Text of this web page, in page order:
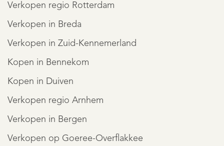
Verkopen regio Rotterdam
Verkopen in Breda
Verkopen in Zuid-Kennemerland
Kopen in Bennekom
Kopen in Duiven
Verkopen regio Arnhem
Verkopen in Bergen
Verkopen op Goeree-Overflakkee
REGISTREER